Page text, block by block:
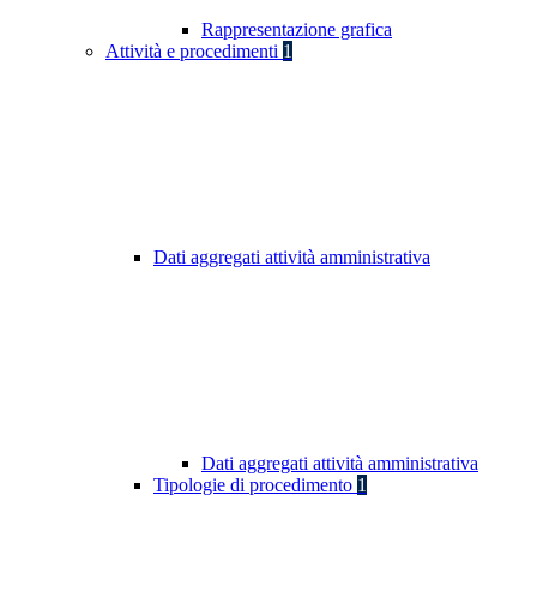
Rappresentazione grafica
Attività e procedimenti 1
Dati aggregati attività amministrativa
Dati aggregati attività amministrativa
Tipologie di procedimento 1